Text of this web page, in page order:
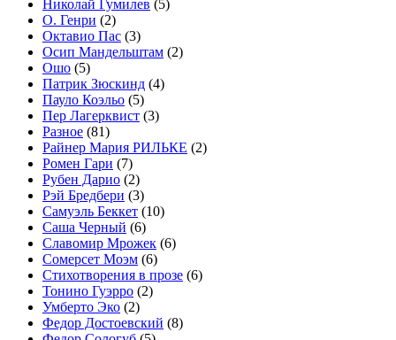
Николай Гумилев (5)
О. Генри (2)
Октавио Пас (3)
Осип Мандельштам (2)
Ошо (5)
Патрик Зюскинд (4)
Пауло Коэльо (5)
Пер Лагерквист (3)
Разное (81)
Райнер Мария РИЛЬКЕ (2)
Ромен Гари (7)
Рубен Дарио (2)
Рэй Бредбери (3)
Самуэль Беккет (10)
Саша Черный (6)
Славомир Мрожек (6)
Сомерсет Моэм (6)
Стихотворения в прозе (6)
Тонино Гуэрро (2)
Умберто Эко (2)
Федор Достоевский (8)